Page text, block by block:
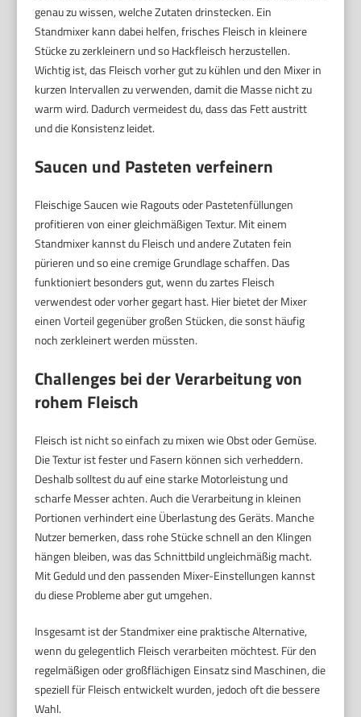
genau zu wissen, welche Zutaten drinstecken. Ein
Standmixer kann dabei helfen, frisches Fleisch in kleinere
Stücke zu zerkleinern und so Hackfleisch herzustellen.
Wichtig ist, das Fleisch vorher gut zu kühlen und den Mixer in
kurzen Intervallen zu verwenden, damit die Masse nicht zu
warm wird. Dadurch vermeidest du, dass das Fett austritt
und die Konsistenz leidet.
Saucen und Pasteten verfeinern
Fleischige Saucen wie Ragouts oder Pastetenfüllungen
profitieren von einer gleichmäßigen Textur. Mit einem
Standmixer kannst du Fleisch und andere Zutaten fein
pürieren und so eine cremige Grundlage schaffen. Das
funktioniert besonders gut, wenn du zartes Fleisch
verwendest oder vorher gegart hast. Hier bietet der Mixer
einen Vorteil gegenüber großen Stücken, die sonst häufig
noch zerkleinert werden müssten.
Challenges bei der Verarbeitung von
rohem Fleisch
Fleisch ist nicht so einfach zu mixen wie Obst oder Gemüse.
Die Textur ist fester und Fasern können sich verheddern.
Deshalb solltest du auf eine starke Motorleistung und
scharfe Messer achten. Auch die Verarbeitung in kleinen
Portionen verhindert eine Überlastung des Geräts. Manche
Nutzer bemerken, dass rohe Stücke schnell an den Klingen
hängen bleiben, was das Schnittbild ungleichmäßig macht.
Mit Geduld und den passenden Mixer-Einstellungen kannst
du diese Probleme aber gut umgehen.
Insgesamt ist der Standmixer eine praktische Alternative,
wenn du gelegentlich Fleisch verarbeiten möchtest. Für den
regelmäßigen oder großflächigen Einsatz sind Maschinen, die
speziell für Fleisch entwickelt wurden, jedoch oft die bessere
Wahl.